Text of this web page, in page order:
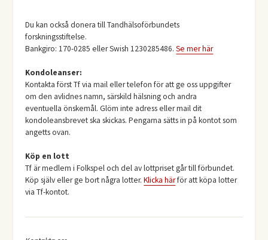
Du kan också donera till Tandhälsoförbundets
forskningsstiftelse.
Bankgiro: 170-0285 eller Swish 1230285486.Se mer här
Kondoleanser:
Kontakta först Tf via mail eller telefon för att ge oss uppgifter
om den avlidnes namn, särskild hälsning och andra
eventuella önskemål. Glöm inte adress eller mail dit
kondoleansbrevet ska skickas. Pengarna sätts in på kontot som
angetts ovan.
Köp en lott
Tf är medlem i Folkspel och del av lottpriset går till förbundet.
Köp själv eller ge bort några lotter.Klicka härför att köpa lotter
via Tf-kontot.